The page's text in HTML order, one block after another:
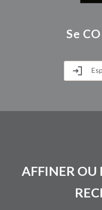
Se
AFFINER OU